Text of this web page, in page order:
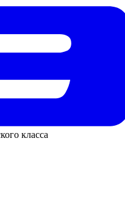
класса